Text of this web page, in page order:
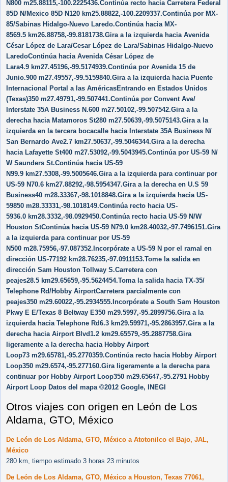
N800 m25.88115,-100.2225436.Continúa recto hacia Carretera Federal
85D N/​Mexico 85D N120 km25.88822,-100.2209337.Continúa por MX-
85/​Sabinas Hidalgo-Nuevo Laredo.Continúa hacia MX-
8569.5 km26.88758,-99.8181738.Gira a la izquierda hacia Avenida
César López de Lara/​Cesar López de Lara/​Sabinas Hidalgo-Nuevo
LaredoContinúa hacia Avenida César López de
Lara4.9 km27.45196,-99.5174939.Continúa por Avenida 15 de
Junio.900 m27.49557,-99.5159840.Gira a la izquierda hacia Puente
Internacional Portal a las AméricasEntrando en Estados Unidos
(Texas)350 m27.49791,-99.507441.Continúa por Convent Ave/​
Interstate 35A Business N.600 m27.50102,-99.507542.Gira a la
derecha hacia Matamoros St280 m27.50639,-99.5075143.Gira a la
izquierda en la tercera bocacalle hacia Interstate 35A Business N/​
San Bernardo Ave2.7 km27.50637,-99.5046344.Gira a la derecha
hacia Lafayette St400 m27.53092,-99.5043945.Continúa por US-59 N/​
W Saunders St.Continúa hacia US-59
N99.9 km27.5308,-99.5005646.Gira a la izquierda para continuar por
US-59 N70.6 km27.88292,-98.5954347.Gira a la derecha en U.S 59
Business40 m28.33367,-98.1018848.Gira a la izquierda hacia US-
59850 m28.33331,-98.1018149.Continúa recto hacia US-
5936.0 km28.3332,-98.0929450.Continúa recto hacia US-59 N/​W
Houston StContinúa hacia US-59 N79.0 km28.40032,-97.7496151.Gira
a la izquierda para continuar por US-59
N500 m28.75956,-97.087352.Incorpórate a US-59 N por el ramal en
dirección US-77192 km28.76235,-97.0911153.Tome la salida en
dirección Sam Houston Tollway S.Carretera con
peajes28.5 km29.65659,-95.5624454.Toma la salida hacia TX-35/​
Telephone Rd/​Hobby AirportCarretera parcialmente con
peajes350 m29.60022,-95.2934555.Incorpórate a South Sam Houston
Pkwy E E/​Texas 8 Beltway E350 m29.5997,-95.2899756.Gira a la
izquierda hacia Telephone Rd6.3 km29.59971,-95.2863957.Gira a la
derecha hacia Airport Blvd1.2 km29.65579,-95.2887758.Gira
ligeramente a la derecha hacia Hobby Airport
Loop73 m29.65781,-95.2770359.Continúa recto hacia Hobby Airport
Loop350 m29.6574,-95.277160.Gira ligeramente a la derecha para
continuar por Hobby Airport Loop350 m29.65647,-95.2791 Hobby
Airport Loop Datos del mapa ©2012 Google, INEGI
Otros viajes con origen en León de Los
Aldama, GTO, México
De León de Los Aldama, GTO, México a Atotonilco el Bajo, JAL,
México
280 km, tiempo estimado 3 horas 23 minutos
De León de Los Aldama, GTO, México a Houston, Texas 77061,